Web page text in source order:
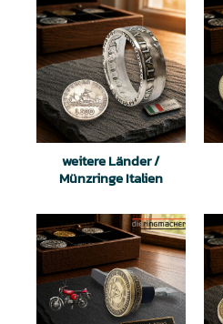
weitere Länder /
Münzringe Italien